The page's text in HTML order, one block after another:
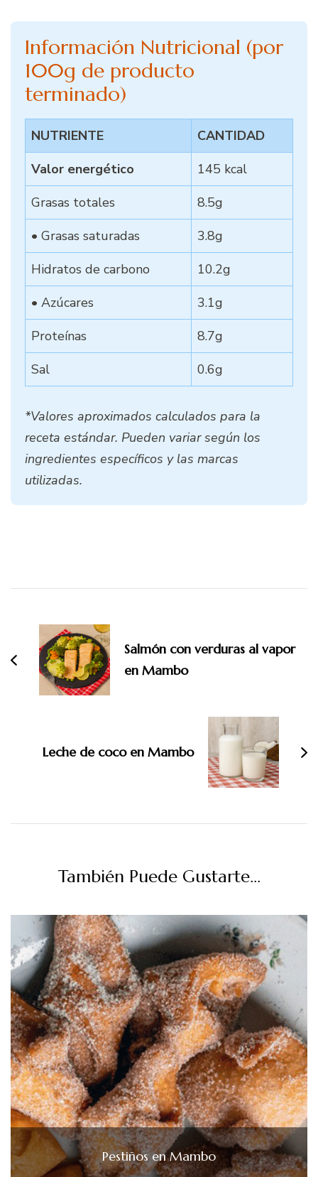
Información Nutricional (por
100g de producto
terminado)
NUTRIENTE
CANTIDAD
Valor energético
145 kcal
Grasas totales
8.5g
• Grasas saturadas
3.8g
Hidratos de carbono
10.2g
• Azúcares
3.1g
Proteínas
8.7g
Sal
0.6g
*Valores aproximados calculados para la
receta estándar. Pueden variar según los
ingredientes específicos y las marcas
utilizadas.
entradas
Salmón con verduras al vapor
en Mambo
Leche de coco en Mambo
También Puede Gustarte...
Pestiños en Mambo